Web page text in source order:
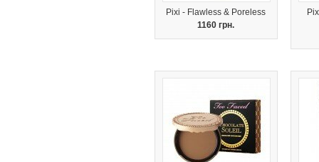
Pixi - Flawless & Poreless
1160 грн.